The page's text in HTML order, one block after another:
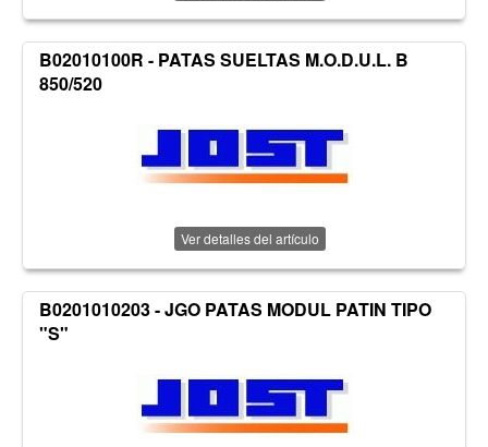
B02010100R - PATAS SUELTAS M.O.D.U.L. B
850/520
Ver detalles del artículo
B0201010203 - JGO PATAS MODUL PATIN TIPO
"S"